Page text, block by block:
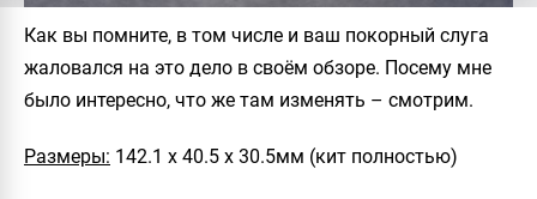
Как вы помните, в том числе и ваш покорный слуга
жаловался на это дело в своём обзоре. Посему мне
было интересно, что же там изменять – смотрим.
Размеры: 142.1 х 40.5 х 30.5мм (кит полностью)